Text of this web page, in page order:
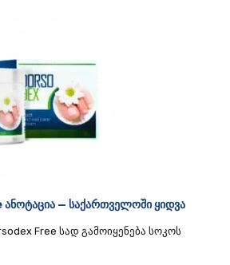
— საქართველოში ყიდვა
Free სად გამოიყენება სოკოს